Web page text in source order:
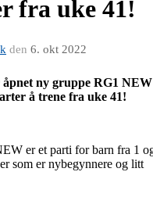
fra uke 41!
den 6. okt 2022
ny gruppe RG1 NEW
å trene fra uke 41!
er et parti for barn fra 1
som er nybegynnere og litt